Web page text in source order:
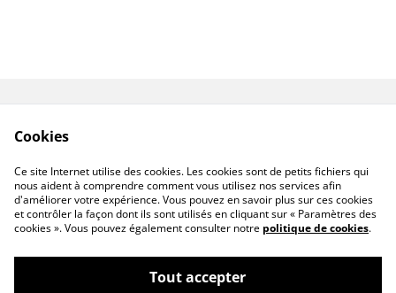
Livraisons & Retours
confidentialité
Linktree
Cookies
Ce site Internet utilise des cookies. Les cookies sont de petits fichiers qui
nous aident à comprendre comment vous utilisez nos services afin
d'améliorer votre expérience. Vous pouvez en savoir plus sur ces cookies
et contrôler la façon dont ils sont utilisés en cliquant sur « Paramètres des
cookies ». Vous pouvez également consulter notre politique de cookies.
Tout accepter